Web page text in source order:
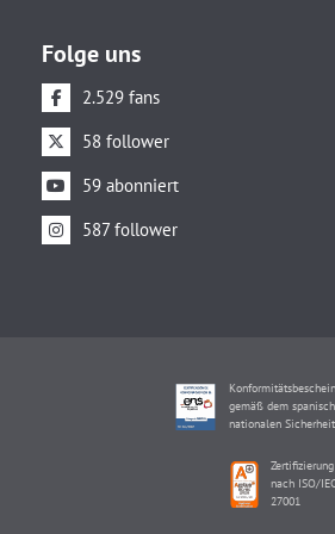
Folge uns
2.529 fans
58 follower
59 abonniert
587 follower
gemäß dem
nationalen
Zertifizierung
nach ISO/
27001